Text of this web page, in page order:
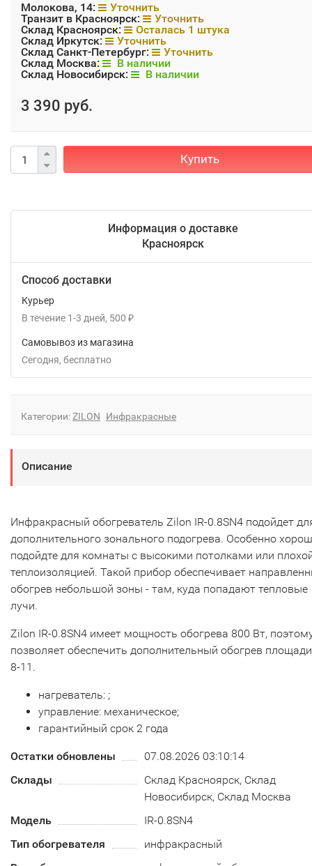
Молокова, 14:
Уточнить
Транзит в Красноярск:
Уточнить
Склад Красноярск:
Осталась 1 штука
Склад Иркутск:
Уточнить
Склад Санкт-Петербург:
Уточнить
Склад Москва:
В наличии
Склад Новосибирск:
В наличии
3 390 руб.
Купить
Информация о доставке
Красноярск
Способ доставки
Курьер
В течение 1-3 дней 500 ₽
Самовывоз из магазина
Сегодня
Бесплатно
Категории:ZILON Инфракрасные
Описание
Инфракрасный обогреватель Zilon IR-0.8SN4 подойдет
дополнительного зонального подогрева. Особенно
подойдте для комнаты с высокими потолками или
теплоизоляцией. Такой прибор обеспечивает
обогрев небольшой зоны - там, куда попадают тепловые
лучи.
Zilon IR-0.8SN4 имеет мощность обогрева 800 Вт,
позволяет обеспечить дополнительный обогрев
8-11.
нагреватель: ;
управление: механическое;
гарантийный срок 2 года
Остатки обновлены
07.08.2026 03:10:14
Склады
Склад Красноярск, Склад
Новосибирск, Склад Москва
Модель
IR-0.8SN4
Тип обогревателя
инфракрасный